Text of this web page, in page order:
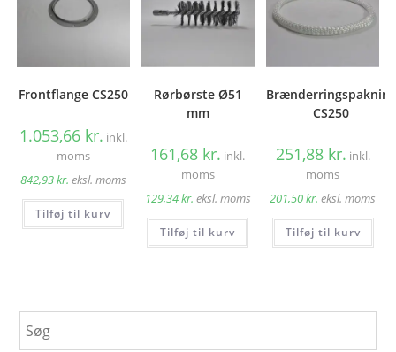
Frontflange CS250
1.053,66 kr. inkl.
moms
842,93kr. eksl. moms
Tilføj til kurv
Rørbørste Ø51
mm
161,68 kr. inkl.
moms
129,34kr. eksl. moms
Tilføj til kurv
Brænderringspakning
CS250
251,88 kr. inkl.
moms
201,50kr. eksl. moms
Tilføj til kurv